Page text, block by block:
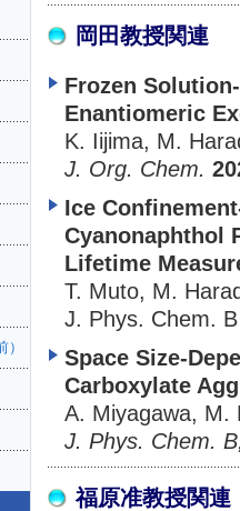
岡田教授関連
Frozen
Enantiomeric
K. Iijima, M.
J. Org. Chem.
Ice
Cyanonaphthol
Lifetime
T. Muto, M.
J. Phys. Chem.
Space Size-
Carboxylate
A. Miyagawa, M.
J. Phys. Chem.
福原准教授関連